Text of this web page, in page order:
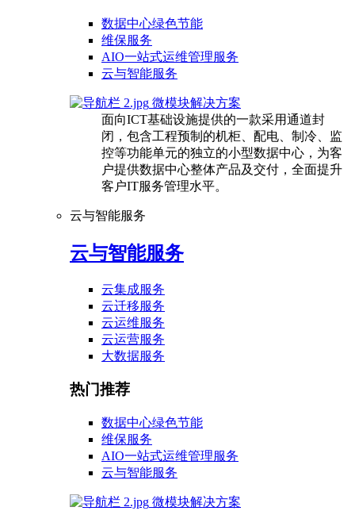
数据中心绿色节能
维保服务
AIO一站式运维管理服务
云与智能服务
微模块解决方案
面向ICT基础设施提供的一款采用通道封
闭，包含工程预制的机柜、配电、制冷、监
控等功能单元的独立的小型数据中心，为客
户提供数据中心整体产品及交付，全面提升
客户IT服务管理水平。
云与智能服务
云与智能服务
云集成服务
云迁移服务
云运维服务
云运营服务
大数据服务
热门推荐
数据中心绿色节能
维保服务
AIO一站式运维管理服务
云与智能服务
微模块解决方案